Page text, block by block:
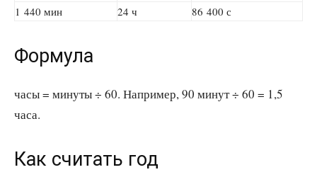
1 440 мин
24 ч 86 400 с
Формула
часы = минуты ÷ 60. Например, 90 минут ÷ 60 = 1,5
часа.
Как считать год